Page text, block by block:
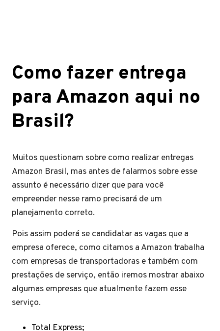
Como fazer entrega
para Amazon aqui no
Brasil?
Muitos questionam sobre como realizar entregas
Amazon Brasil, mas antes de falarmos sobre esse
assunto é necessário dizer que para você
empreender nesse ramo precisará de um
planejamento correto.
Pois assim poderá se candidatar as vagas que a
empresa oferece, como citamos a Amazon trabalha
com empresas de transportadoras e também com
prestações de serviço, então iremos mostrar abaixo
algumas empresas que atualmente fazem esse
serviço.
Total Express;